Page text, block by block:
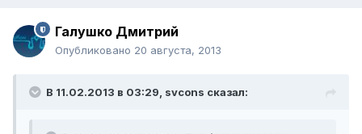
Галушко Дмитрий
Опубликовано 20 августа, 2013
В 11.02.2013 в 03:29, svcons сказал: